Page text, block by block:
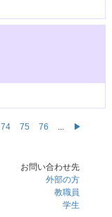
74 75 76 ...
▶
お問い合わせ先
外部の方
教職員
学生